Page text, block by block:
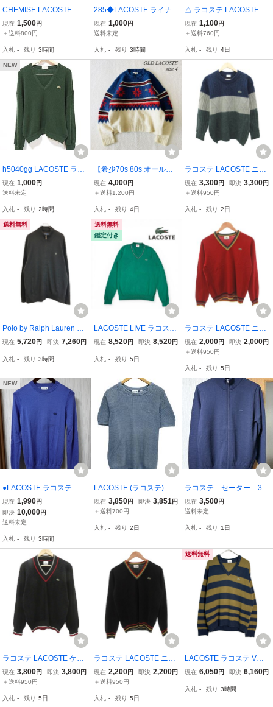
CHEMISE LACOSTE フ
レンチラコステ 文字ラコ
ウール×アクリル ノルデ
現在 1,500円
＋送料800円
入札 - 残り 3時間
285◆LACOSTE ライナー
付き コットンニット◆サ
イズ3 ファブリカ ライナ
ジップコットンセーター
現在 1,000円
送料未定
入札 - 残り 3時間
△ ラコステ LACOSTE セ
ーター メンズ M ニット V
ネック ライン チルデン
日本製 トラッド プレッピ
ー 定番 古着
現在 1,100円
＋送料760円
入札 - 残り 4日
NEW
h5040gg LACOSTE ラコ
ステ サイズ5(L位) ニット
セーター Vネック グリー
イント ウール シンプル
フランス製 古着
現在 1,000円
送料未定
入札 - 残り 2時間
【希少70s 80s オールド
ラコステ/刺繍ロゴ】高品
質ヴィンテージウールニ
ック/4表記/衝撃プライ
ス！入手困難/P65
現在 4,000円
＋送料1,200円
入札 - 残り 4日
ラコステ LACOSTE ニッ
ト セーター ウール マル
チカラー 紺 ネイビー 長
GY58 メンズ
現在 3,300円 即決 3,300円
＋送料950円
入札 - 残り 2日
送料無料
Polo by Ralph Lauren ポ
ロ ラルフローレン ドライ
きいサイズ ブラック(メン
現在 5,720円 即決 7,260円
入札 - 残り 3時間
送料無料
鑑定付き
LACOSTE LIVE ラコステ
Vネック セーター グリー
現在 8,520円 即決 8,520円
入札 - 残り 5日
ラコステ LACOSTE ニッ
ト セーター 長袖 ロゴ ス
トライプカラー Vネック
/FF メンズ
現在 2,000円 即決 2,000円
＋送料950円
入札 - 残り 5日
NEW
●LACOSTE ラコステ ク
ルーネックセーター 2●04
09●
現在 1,990円
即決 10,000円
送料未定
入札 - 残り 3時間
LACOSTE (ラコステ) サ
マーニット 半袖 ワンポイ
ントロゴ M ブルー メン
現在 3,850円 即決 3,851 円
＋送料700円
入札 - 残り 2日
ラコステ セーター 3
ネイビー ジップアップ
現在 3,500円
送料未定
入札 - 残り 1日
ラコステ LACOSTE ケー
ブルニット セーター 3 L
黒 Vネック 長袖 /SY48 ■E
現在 3,800円 即決 3,800円
＋送料950円
入札 - 残り 5日
ラコステ LACOSTE ニッ
ト セーター 長袖 ロゴ ス
トライプカラー Vネック
ク /FF メンズ
現在 2,200円 即決 2,200円
＋送料950円
入札 - 残り 5日
送料無料
LACOSTE ラコステ Vネ
ック コットンニットセー
イビー(メンズ 4)中古 古
現在 6,050円 即決 6,160円
入札 - 残り 3時間